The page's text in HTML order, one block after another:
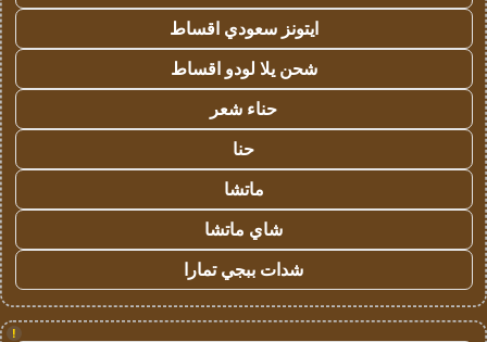
ايتونز سعودي اقساط
شحن يلا لودو اقساط
حناء شعر
حنا
ماتشا
شاي ماتشا
شدات ببجي تمارا
!